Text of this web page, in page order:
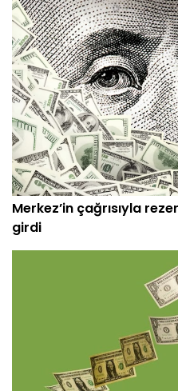
Merkez’in çağrısıyla
girdi